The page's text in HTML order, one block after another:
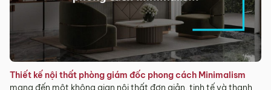
Thiết kế nội thất phòng giám đốc phong cách Minimalism
mang đến một không gian nội thất đơn giản, tinh tế và thanh